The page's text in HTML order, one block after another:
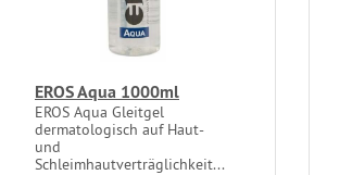
EROS Aqua 1000ml
EROS Aqua Gleitgel
dermatologisch auf Haut-
und
Schleimhautverträglichkeit...